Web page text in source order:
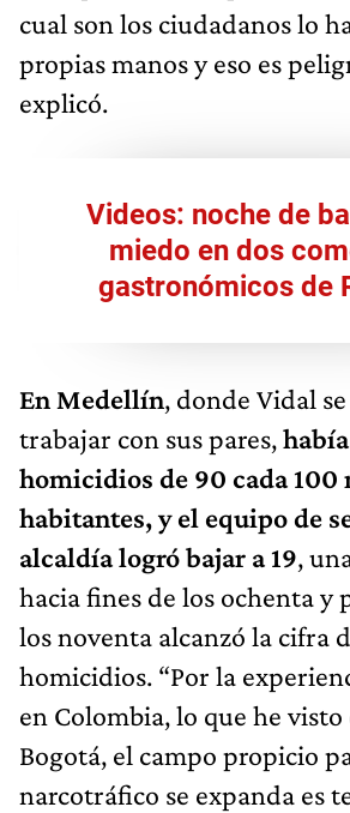
cual son los ciudadanos lo
propias manos y eso es
explicó.
Videos: noche de
miedo en dos
gastronómicos de
En Medellín, donde Vidal
trabajar con sus pares,
homicidios de 90 cada 100
habitantes, y el equipo de
alcaldía logró bajar a 19,
hacia fines de los ochenta y
los noventa alcanzó la cifra
homicidios. “Por la
en Colombia, lo que he
Bogotá, el campo propicio
narcotráfico se expanda es